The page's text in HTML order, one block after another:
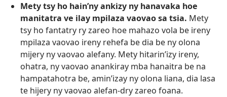
Mety tsy ho hain’ny ankizy ny hanavaka hoe
manitatra ve ilay mpilaza vaovao sa tsia. Mety
tsy ho fantatry ry zareo hoe mahazo vola be ireny
mpilaza vaovao ireny rehefa be dia be ny olona
mijery ny vaovao alefany. Mety hitarin’izy ireny,
ohatra, ny vaovao anankiray mba hanaitra be na
hampatahotra be, amin’izay ny olona liana, dia lasa
te hijery ny vaovao alefan-dry zareo foana.